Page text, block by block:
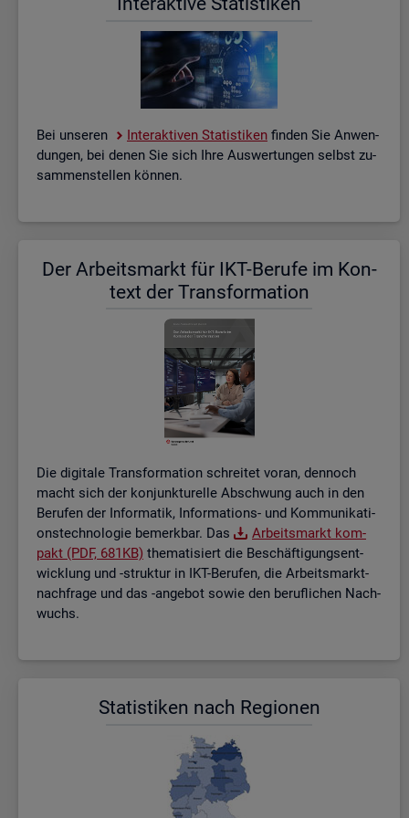
Bei un­se­ren In­ter­ak­ti­ven Sta­tis­ti­ken fin­den Sie An­wen­
dun­gen, bei denen Sie sich Ihre Aus­wer­tun­gen selbst zu­
sam­men­stel­len kön­nen.
Der Ar­beits­markt für IKT-Be­ru­fe im Kon­
text der Trans­for­ma­ti­on
Die di­gi­ta­le Trans­for­ma­ti­on schrei­tet voran, den­noch
macht sich der kon­junk­tu­rel­le Ab­schwung auch in den
Be­ru­fen der In­for­ma­tik, In­for­ma­ti­ons- und Kom­mu­ni­ka­ti­
ons­tech­no­lo­gie be­merk­bar. Das
Ar­beits­markt kom­
pakt (PDF, 681KB) the­ma­ti­siert die Be­schäf­ti­gungs­ent­
wick­lung und -struk­tur in IKT-Be­ru­fen, die Ar­beits­markt­
nach­fra­ge und das -an­ge­bot sowie den be­ruf­li­chen Nach­
wuchs.
Sta­tis­ti­ken nach Re­gio­nen